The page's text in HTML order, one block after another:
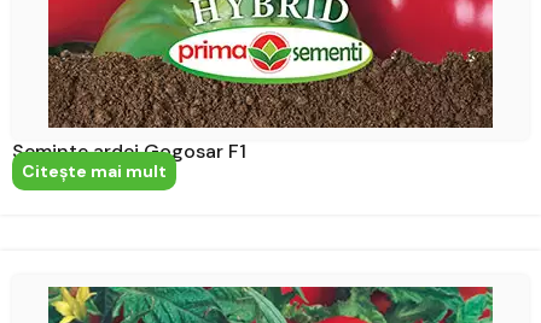
Seminte ardei Gogosar F1
Citeşte mai mult